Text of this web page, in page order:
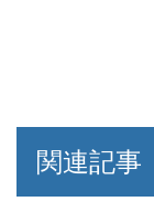
関連記事